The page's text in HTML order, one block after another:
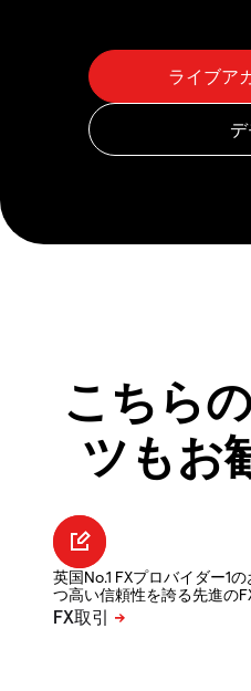
こちら
ツもお
英国No.1 FXプロバイダー1
つ高い信頼性を誇る先進の